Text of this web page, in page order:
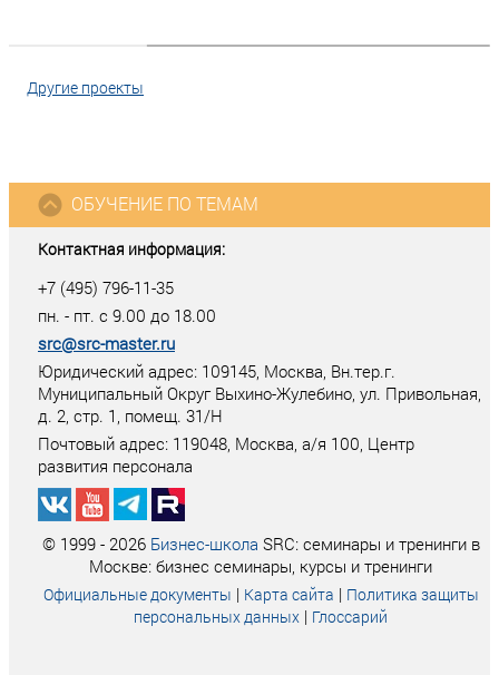
Другие проекты
Контактная информация:
+7 (495) 796-11-35
пн. - пт. с 9.00 до 18.00
src@src-master.ru
Юридический адрес: 109145, Москва, Вн.тер.г.
Муниципальный Округ Выхино-Жулебино, ул. Привольная,
д. 2, стр. 1, помещ. 31/Н
Почтовый адрес: 119048, Москва, а/я 100, Центр
развития персонала
ОБУЧЕНИЕ ПО ТЕМАМ
© 1999 - 2026 Бизнес-школа SRC: семинары и тренинги в
Москве: бизнес семинары, курсы и тренинги
Официальные документы | Карта сайта | Политика защиты
персональных данных | Глоссарий